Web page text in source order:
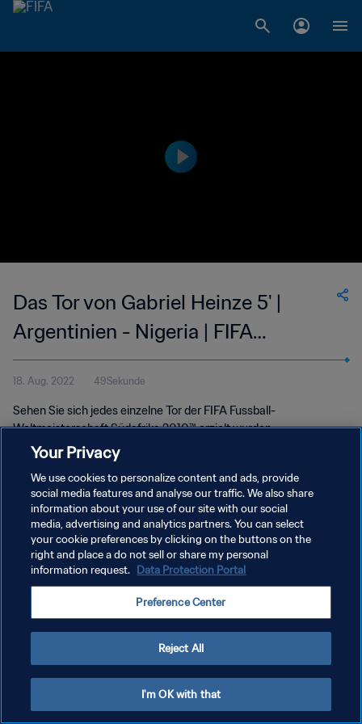
Das Tor von Gabriel Heinze 5' |
Argentinien - Nigeria | FIFA
Fussball-Weltmeisterschaft
Südafrika 2010™
18. Aug. 2022 49Sekunde
Sehen Sie sich jedes einzelne Tor der FIFA Fussball-
Weltmeisterschaft Südafrika 2010™ erzielt wurden.
DATENSCHUTZ
NUTZUNGSBEDINGUNGEN
COOKIE-EINSTELLUNGEN VERWALTEN
Your Privacy
We use cookies to personalize content and ads, provide
social media features and analyse our traffic. We also share
information about your use of our site with our social
media, advertising and analytics partners. You can select
your cookie preferences by clicking on the buttons on the
right and place a do not sell or share my personal
information request. Data Protection Portal
Preference Center
Reject All
I'm OK with that